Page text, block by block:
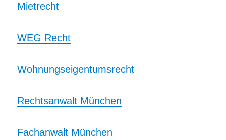
Mietrecht
WEG Recht
Wohnungseigentumsrecht
Rechtsanwalt München
Fachanwalt München